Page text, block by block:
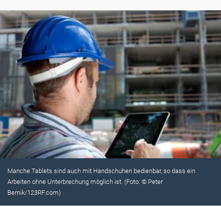
Manche Tablets sind auch mit Handschuhen bedienbar, so dass ein
Arbeiten ohne ­Unterbrechung möglich ist. (Foto: © Peter
Bernik/123RF.com)